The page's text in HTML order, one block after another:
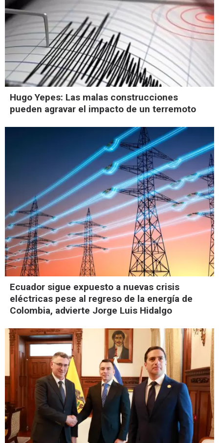
Hugo Yepes: Las malas construcciones
pueden agravar el impacto de un terremoto
Ecuador sigue expuesto a nuevas crisis
eléctricas pese al regreso de la energía de
Colombia, advierte Jorge Luis Hidalgo